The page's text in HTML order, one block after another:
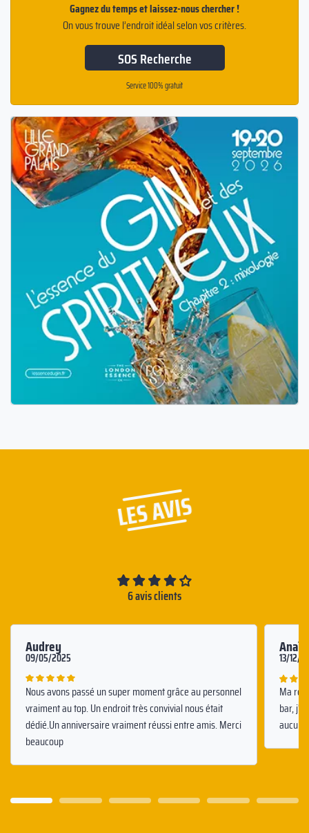
Gagnez du temps et laissez-nous chercher !
On vous trouve l’endroit idéal selon vos critères.
SOS Recherche
Service 100% gratuit
LES AVIS
6 avis clients
Audrey
09/05/2025
Nous avons passé un super moment grâce au personnel
vraiment au top. Un endroit très convivial nous était
dédié.Un anniversaire vraiment réussi entre amis. Merci
beaucoup
Anaïs
13/12/
Ma
bar,